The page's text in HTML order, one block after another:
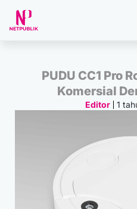
PUDU CC1 Pro
Komersial
Editor 1